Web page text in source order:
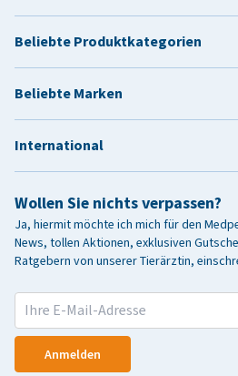
Wollen Sie nichts verpassen?
Ja, hiermit möchte ich mich für den
News, tollen Aktionen, exklusiven
Ratgebern von unserer Tierärztin,
Anmelden
Beliebte Produktkategorien
Beliebte Marken
International